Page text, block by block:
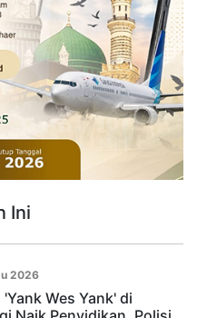
Ini
2026
Wes Yank' di